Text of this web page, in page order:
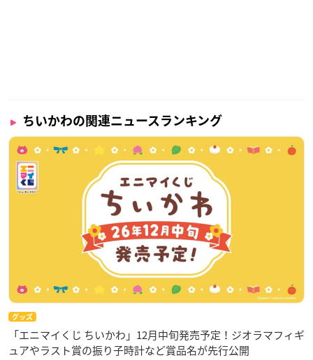
ちいかわの関連ニュースランキング
グッズ
「エニマイくじ ちいかわ」12月中旬発売予定！ジオラマフィギ
ュアやラスト賞の振り子時計など賞品名が先行公開